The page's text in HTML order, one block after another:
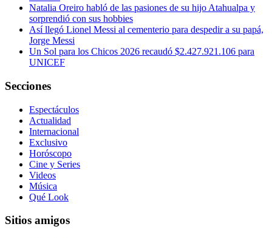
Natalia Oreiro habló de las pasiones de su hijo Atahualpa y
sorprendió con sus hobbies
Así llegó Lionel Messi al cementerio para despedir a su papá,
Jorge Messi
Un Sol para los Chicos 2026 recaudó $2.427.921.106 para
UNICEF
Secciones
Espectáculos
Actualidad
Internacional
Exclusivo
Horóscopo
Cine y Series
Videos
Música
Qué Look
Sitios amigos